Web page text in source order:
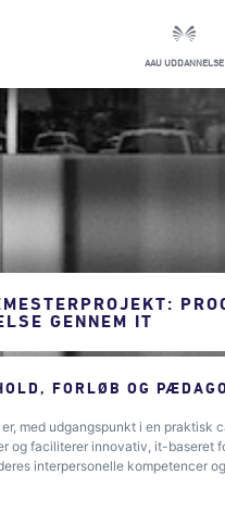
AAU UDDANNELSE
GENNEM IT
FORLØB OG
med udgangspunkt i en praktisk
og faciliterer innovativ, it-
interpersonelle kompetencer